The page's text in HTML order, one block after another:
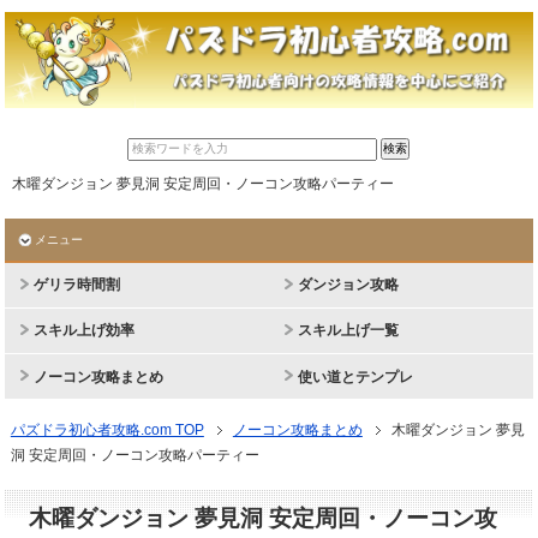
木曜ダンジョン 夢見洞 安定周回・ノーコン攻略パーティー
メニュー
ゲリラ時間割 ダンジョン攻略
スキル上げ効率 スキル上げ一覧
ノーコン攻略まとめ 使い道とテンプレ
パズドラ初心者攻略.com TOP ノーコン攻略まとめ
木曜ダンジョン 夢見
洞 安定周回・ノーコン攻略パーティー
木曜ダンジョン 夢見洞 安定周回・ノーコン攻